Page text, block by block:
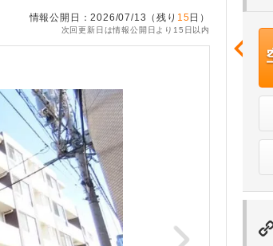
情報公開日：2026/07/13（残り 15日）
次回更新日は情報公開日より15日以内